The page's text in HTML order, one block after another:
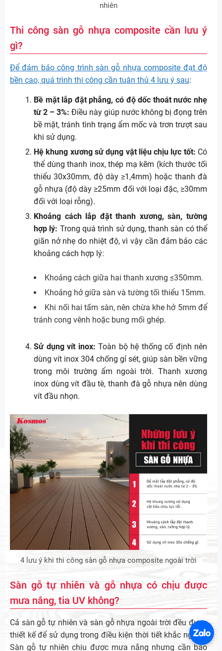
nhiên
Thi công sàn gỗ nhựa composite cần lưu ý
gì?
Để đảm bảo công trình sàn gỗ nhựa composite đạt độ
bền cao, quá trình thi công cần tuân thủ 4 lưu ý sau:
Bề mặt lắp đặt phẳng, có độ dốc thoát nước nhẹ
từ 2 – 3%: Điều này giúp nước không bị đọng trên
bề mặt, tránh tình trạng ẩm mốc và trơn trượt sau
khi sử dụng.
Hệ khung xương sử dụng vật liệu chịu lực tốt: Có
thể dùng thanh inox, thép mạ kẽm (kích thước tối
thiểu 30x30mm, độ dày ≥1,4mm) hoặc thanh đà
gỗ nhựa (độ dày ≥25mm đối với loại đặc, ≥30mm
đối với loại rỗng).
Khoảng cách lắp đặt thanh xương, sàn, tường
hợp lý: Trong quá trình sử dụng, thanh sàn có thể
giãn nở nhẹ do nhiệt độ, vì vậy cần đảm bảo các
khoảng cách hợp lý:
Khoảng cách giữa hai thanh xương ≤350mm.
Khoảng hở giữa sàn và tường tối thiểu 15mm.
Khi nối hai tấm sàn, nên chừa khe hở 5mm để
tránh cong vênh hoặc bung mối ghép.
Sử dụng vít inox: Toàn bộ hệ thống cố định nên
dùng vít inox 304 chống gỉ sét, giúp sàn bền vững
trong môi trường ẩm ngoài trời. Thanh xương
inox dùng vít đầu tè, thanh đà gỗ nhựa nên dùng
vít đầu nhọn.
4 lưu ý khi thi công sàn gỗ nhựa composite ngoài trời
Sàn gỗ tự nhiên và gỗ nhựa có chịu được
mưa nắng, tia UV không?
Cả sàn gỗ tự nhiên và sàn gỗ nhựa ngoài trời đều được
thiết kế để sử dụng trong điều kiện thời tiết khắc nghiệt.
Sàn gỗ tự nhiên chịu được mưa nắng nhưng cần bảo